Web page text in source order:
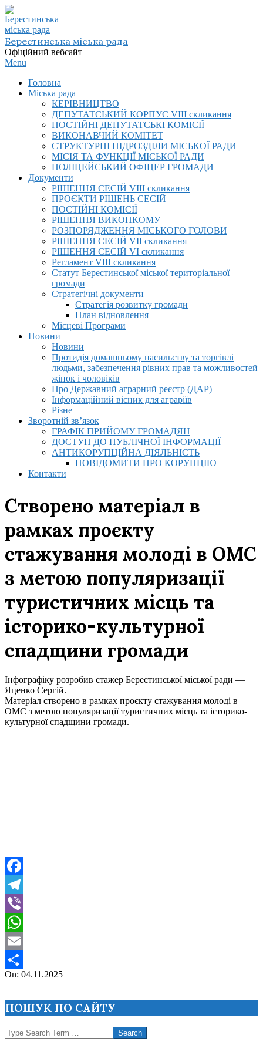
Skip
to
content
Берестинська міська рада
Офіційний вебсайт
Primary
Menu
Menu
Головна
Міська рада
КЕРІВНИЦТВО
ДЕПУТАТСЬКИЙ КОРПУС VIІI скликання
ПОСТІЙНІ ДЕПУТАТСЬКІ КОМІСІЇ
ВИКОНАВЧИЙ КОМІТЕТ
СТРУКТУРНІ ПІДРОЗДІЛИ МІСЬКОЇ РАДИ
МІСІЯ ТА ФУНКЦІЇ МІСЬКОЇ РАДИ
ПОЛІЦЕЙСЬКИЙ ОФІЦЕР ГРОМАДИ
Документи
РІШЕННЯ СЕСІЙ VIІI скликання
ПРОЄКТИ РІШЕНЬ СЕСІЙ
ПОСТІЙНІ КОМІСІЇ
РІШЕННЯ ВИКОНКОМУ
РОЗПОРЯДЖЕННЯ МІСЬКОГО ГОЛОВИ
РІШЕННЯ СЕСІЙ VII скликання
РІШЕННЯ СЕСІЙ VI скликання
Регламент VIІI скликання
Статут Берестинської міської територіальної
громади
Стратегічні документи
Стратегія розвитку громади
План відновлення
Місцеві Програми
Новини
Новини
Протидія домашньому насильству та торгівлі
людьми, забезпечення рівних прав та можливостей
жінок і чоловіків
Про Державний аграрний реєстр (ДАР)
Інформаційний вісник для аграріїв
Різне
Зворотній зв’язок
ГРАФІК ПРИЙОМУ ГРОМАДЯН
ДОСТУП ДО ПУБЛІЧНОЇ ІНФОРМАЦІЇ
АНТИКОРУПЦІЙНА ДІЯЛЬНІСТЬ
ПОВІДОМИТИ ПРО КОРУПЦІЮ
Контакти
Створено матеріал в
рамках проєкту
стажування молоді в ОМС
з метою популяризації
туристичних місць та
історико-культурної
спадщини громади
Інфографіку розробив стажер Берестинської міської ради —
Яценко Сергій.
Матеріал створено в рамках проєкту стажування молоді в
ОМС з метою популяризації туристичних місць та історико-
культурної спадщини громади.
Facebook
Telegram
Viber
WhatsApp
Email
Поділитися
2025-
On: 04.11.2025
ПОШУК ПО САЙТУ
Search